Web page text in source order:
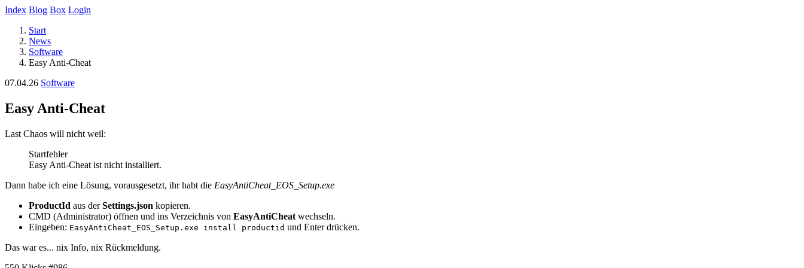
Index Blog Box Login
Start
News
Software
Easy Anti-Cheat
07.04.26 Software
Easy Anti-Cheat
Last Chaos will nicht weil:
Startfehler
Easy Anti-Cheat ist nicht installiert.
Dann habe ich eine Lösung, vorausgesetzt, ihr habt die EasyAntiCheat_EOS_Setup.exe
ProductId aus derSettings.json kopieren.
CMD (Administrator) öffnen und ins Verzeichnis von EasyAntiCheat wechseln.
Eingeben: EasyAntiCheat_EOS_Setup.exe install productid und Enter drücken.
Das war es... nix Info, nix Rückmeldung.